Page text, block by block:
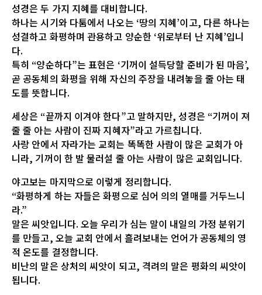
성경은 두 가지 지혜를 대비합니다.
하나는 시기와 다툼에서 나오는 ‘땅의 지혜’이고, 다른 하나는
성결하고 화평하며 관용하고 양순한 ‘위로부터 난 지혜’입니
다.
특히 “양순하다”는 표현은 ‘기꺼이 설득당할 준비가 된 마음’,
곧 공동체의 화평을 위해 자신의 주장을 내려놓을 줄 아는 태
도를 뜻합니다.
세상은 “끝까지 이겨야 한다”고 말하지만, 성경은 “기꺼이 져
줄 줄 아는 사람이 진짜 지혜자”라고 가르칩니다.
사랑 안에서 자라가는 교회는 똑똑한 사람이 많은 교회가 아
니라, 기꺼이 한 발 물러설 줄 아는 사람이 많은 교회입니다.
야고보는 마지막으로 이렇게 정리합니다.
“화평하게 하는 자들은 화평으로 심어 의의 열매를 거두느니
라.”
말은 씨앗입니다. 오늘 우리가 심는 말이 내일의 가정 분위기
를 만들고, 오늘 교회 안에서 흘려보내는 언어가 공동체의 영
적 온도를 결정합니다.
비난의 말은 상처의 씨앗이 되고, 격려의 말은 평화의 씨앗이
됩니다.